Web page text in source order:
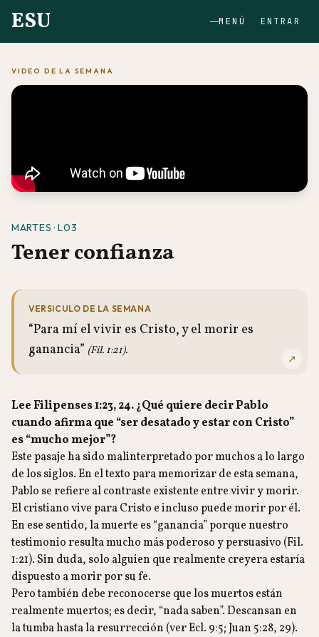
ESU MENÚ ENTRAR
VIDEO DE LA SEMANA
MARTES · L03
Tener confianza
VERSICULO DE LA SEMANA
“Para mí el vivir es Cristo, y el morir es
ganancia” (Fil. 1:21).
↗
Lee Filipenses 1:23, 24. ¿Qué quiere decir Pablo
cuando afirma que “ser desatado y estar con Cristo”
es “mucho mejor”?
Este pasaje ha sido malinterpretado por muchos a lo largo
de los siglos. En el texto para memorizar de esta semana,
Pablo se refiere al contraste existente entre vivir y morir.
El cristiano vive para Cristo e incluso puede morir por él.
En ese sentido, la muerte es “ganancia” porque nuestro
testimonio resulta mucho más poderoso y persuasivo (Fil.
1:21). Sin duda, solo alguien que realmente creyera estaría
dispuesto a morir por su fe.
Pero también debe reconocerse que los muertos están
realmente muertos; es decir, “nada saben”. Descansan en
la tumba hasta la resurrección (ver Ecl. 9:5; Juan 5:28, 29).